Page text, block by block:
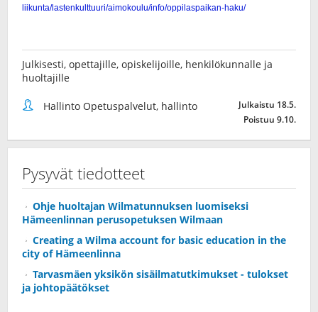
Julkisesti, opettajille, opiskelijoille, henkilökunnalle ja
huoltajille
Hallinto Opetuspalvelut, hallinto
Julkaistu 18.5.
Poistuu 9.10.
Pysyvät tiedotteet
Ohje huoltajan Wilmatunnuksen luomiseksi
Hämeenlinnan perusopetuksen Wilmaan
Creating a Wilma account for basic education in the
city of Hämeenlinna
Tarvasmäen yksikön sisäilmatutkimukset - tulokset
ja johtopäätökset